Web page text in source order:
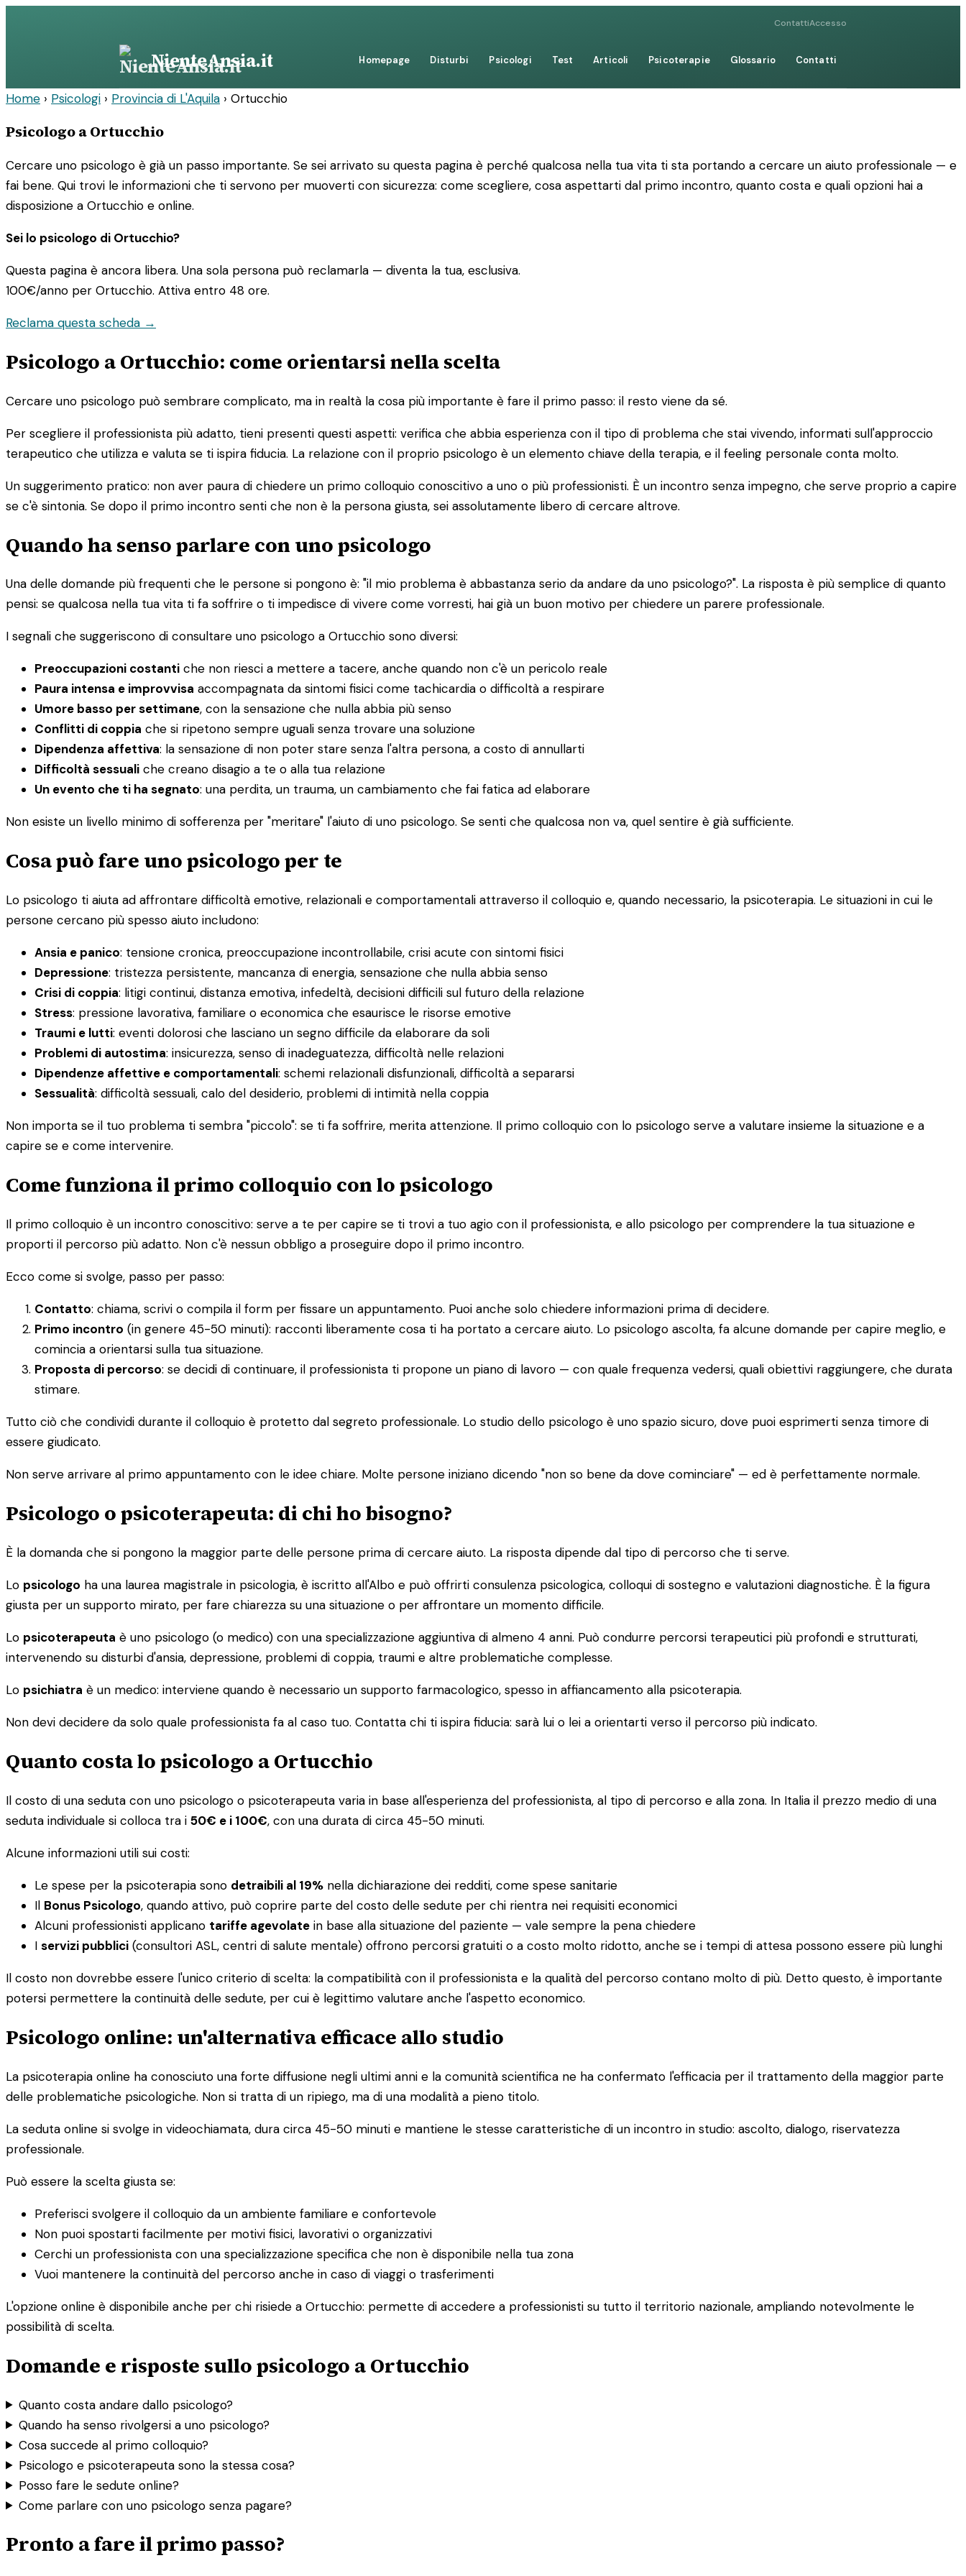
ContattiAccesso
NienteAnsia.it Homepage Disturbi Psicologi Test Articoli Psicoterapie Glossario Contatti
Home › Psicologi › Provincia di L'Aquila › Ortucchio
Psicologo a Ortucchio
Cercare uno psicologo è già un passo importante. Se sei arrivato su questa pagina è perché qualcosa nella tua vita ti sta portando a cercare un aiuto professionale — e
fai bene. Qui trovi le informazioni che ti servono per muoverti con sicurezza: come scegliere, cosa aspettarti dal primo incontro, quanto costa e quali opzioni hai a
disposizione a Ortucchio e online.
Sei lo psicologo di Ortucchio?
Questa pagina è ancora libera. Una sola persona può reclamarla — diventa la tua, esclusiva.
100€/anno per Ortucchio. Attiva entro 48 ore.
Reclama questa scheda →
Psicologo a Ortucchio: come orientarsi nella scelta
Cercare uno psicologo può sembrare complicato, ma in realtà la cosa più importante è fare il primo passo: il resto viene da sé.
Per scegliere il professionista più adatto, tieni presenti questi aspetti: verifica che abbia esperienza con il tipo di problema che stai vivendo, informati sull'approccio
terapeutico che utilizza e valuta se ti ispira fiducia. La relazione con il proprio psicologo è un elemento chiave della terapia, e il feeling personale conta molto.
Un suggerimento pratico: non aver paura di chiedere un primo colloquio conoscitivo a uno o più professionisti. È un incontro senza impegno, che serve proprio a capire
se c'è sintonia. Se dopo il primo incontro senti che non è la persona giusta, sei assolutamente libero di cercare altrove.
Quando ha senso parlare con uno psicologo
Una delle domande più frequenti che le persone si pongono è: "il mio problema è abbastanza serio da andare da uno psicologo?". La risposta è più semplice di quanto
pensi: se qualcosa nella tua vita ti fa soffrire o ti impedisce di vivere come vorresti, hai già un buon motivo per chiedere un parere professionale.
I segnali che suggeriscono di consultare uno psicologo a Ortucchio sono diversi:
Preoccupazioni costanti che non riesci a mettere a tacere, anche quando non c'è un pericolo reale
Paura intensa e improvvisa accompagnata da sintomi fisici come tachicardia o difficoltà a respirare
Umore basso per settimane, con la sensazione che nulla abbia più senso
Conflitti di coppia che si ripetono sempre uguali senza trovare una soluzione
Dipendenza affettiva: la sensazione di non poter stare senza l'altra persona, a costo di annullarti
Difficoltà sessuali che creano disagio a te o alla tua relazione
Un evento che ti ha segnato: una perdita, un trauma, un cambiamento che fai fatica ad elaborare
Non esiste un livello minimo di sofferenza per "meritare" l'aiuto di uno psicologo. Se senti che qualcosa non va, quel sentire è già sufficiente.
Cosa può fare uno psicologo per te
Lo psicologo ti aiuta ad affrontare difficoltà emotive, relazionali e comportamentali attraverso il colloquio e, quando necessario, la psicoterapia. Le situazioni in cui le
persone cercano più spesso aiuto includono:
Ansia e panico: tensione cronica, preoccupazione incontrollabile, crisi acute con sintomi fisici
Depressione: tristezza persistente, mancanza di energia, sensazione che nulla abbia senso
Crisi di coppia: litigi continui, distanza emotiva, infedeltà, decisioni difficili sul futuro della relazione
Stress: pressione lavorativa, familiare o economica che esaurisce le risorse emotive
Traumi e lutti: eventi dolorosi che lasciano un segno difficile da elaborare da soli
Problemi di autostima: insicurezza, senso di inadeguatezza, difficoltà nelle relazioni
Dipendenze affettive e comportamentali: schemi relazionali disfunzionali, difficoltà a separarsi
Sessualità: difficoltà sessuali, calo del desiderio, problemi di intimità nella coppia
Non importa se il tuo problema ti sembra "piccolo": se ti fa soffrire, merita attenzione. Il primo colloquio con lo psicologo serve a valutare insieme la situazione e a
capire se e come intervenire.
Come funziona il primo colloquio con lo psicologo
Il primo colloquio è un incontro conoscitivo: serve a te per capire se ti trovi a tuo agio con il professionista, e allo psicologo per comprendere la tua situazione e
proporti il percorso più adatto. Non c'è nessun obbligo a proseguire dopo il primo incontro.
Ecco come si svolge, passo per passo:
Contatto: chiama, scrivi o compila il form per fissare un appuntamento. Puoi anche solo chiedere informazioni prima di decidere.
Primo incontro (in genere 45-50 minuti): racconti liberamente cosa ti ha portato a cercare aiuto. Lo psicologo ascolta, fa alcune domande per capire meglio, e
comincia a orientarsi sulla tua situazione.
Proposta di percorso: se decidi di continuare, il professionista ti propone un piano di lavoro — con quale frequenza vedersi, quali obiettivi raggiungere, che durata
stimare.
Tutto ciò che condividi durante il colloquio è protetto dal segreto professionale. Lo studio dello psicologo è uno spazio sicuro, dove puoi esprimerti senza timore di
essere giudicato.
Non serve arrivare al primo appuntamento con le idee chiare. Molte persone iniziano dicendo "non so bene da dove cominciare" — ed è perfettamente normale.
Psicologo o psicoterapeuta: di chi ho bisogno?
È la domanda che si pongono la maggior parte delle persone prima di cercare aiuto. La risposta dipende dal tipo di percorso che ti serve.
Lo psicologo ha una laurea magistrale in psicologia, è iscritto all'Albo e può offrirti consulenza psicologica, colloqui di sostegno e valutazioni diagnostiche. È la figura
giusta per un supporto mirato, per fare chiarezza su una situazione o per affrontare un momento difficile.
Lo psicoterapeuta è uno psicologo (o medico) con una specializzazione aggiuntiva di almeno 4 anni. Può condurre percorsi terapeutici più profondi e strutturati,
intervenendo su disturbi d'ansia, depressione, problemi di coppia, traumi e altre problematiche complesse.
Lo psichiatra è un medico: interviene quando è necessario un supporto farmacologico, spesso in affiancamento alla psicoterapia.
Non devi decidere da solo quale professionista fa al caso tuo. Contatta chi ti ispira fiducia: sarà lui o lei a orientarti verso il percorso più indicato.
Quanto costa lo psicologo a Ortucchio
Il costo di una seduta con uno psicologo o psicoterapeuta varia in base all'esperienza del professionista, al tipo di percorso e alla zona. In Italia il prezzo medio di una
seduta individuale si colloca tra i 50€ e i 100€, con una durata di circa 45-50 minuti.
Alcune informazioni utili sui costi:
Le spese per la psicoterapia sono detraibili al 19% nella dichiarazione dei redditi, come spese sanitarie
Il Bonus Psicologo, quando attivo, può coprire parte del costo delle sedute per chi rientra nei requisiti economici
Alcuni professionisti applicano tariffe agevolate in base alla situazione del paziente — vale sempre la pena chiedere
I servizi pubblici (consultori ASL, centri di salute mentale) offrono percorsi gratuiti o a costo molto ridotto, anche se i tempi di attesa possono essere più lunghi
Il costo non dovrebbe essere l'unico criterio di scelta: la compatibilità con il professionista e la qualità del percorso contano molto di più. Detto questo, è importante
potersi permettere la continuità delle sedute, per cui è legittimo valutare anche l'aspetto economico.
Psicologo online: un'alternativa efficace allo studio
La psicoterapia online ha conosciuto una forte diffusione negli ultimi anni e la comunità scientifica ne ha confermato l'efficacia per il trattamento della maggior parte
delle problematiche psicologiche. Non si tratta di un ripiego, ma di una modalità a pieno titolo.
La seduta online si svolge in videochiamata, dura circa 45-50 minuti e mantiene le stesse caratteristiche di un incontro in studio: ascolto, dialogo, riservatezza
professionale.
Può essere la scelta giusta se:
Preferisci svolgere il colloquio da un ambiente familiare e confortevole
Non puoi spostarti facilmente per motivi fisici, lavorativi o organizzativi
Cerchi un professionista con una specializzazione specifica che non è disponibile nella tua zona
Vuoi mantenere la continuità del percorso anche in caso di viaggi o trasferimenti
L'opzione online è disponibile anche per chi risiede a Ortucchio: permette di accedere a professionisti su tutto il territorio nazionale, ampliando notevolmente le
possibilità di scelta.
Domande e risposte sullo psicologo a Ortucchio
Quanto costa andare dallo psicologo?
Quando ha senso rivolgersi a uno psicologo?
Cosa succede al primo colloquio?
Psicologo e psicoterapeuta sono la stessa cosa?
Posso fare le sedute online?
Come parlare con uno psicologo senza pagare?
Pronto a fare il primo passo?